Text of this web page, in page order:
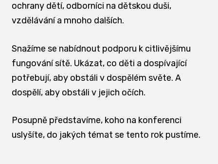
ochrany dětí, odborníci na dětskou duši,
vzdělávání a mnoho dalších.
Snažíme se nabídnout podporu k citlivějšímu
fungování sítě. Ukázat, co děti a dospívající
potřebují, aby obstáli v dospělém světe. A
dospělí, aby obstáli v jejich očích.
Posupně představíme, koho na konferenci
uslyšíte, do jakých témat se tento rok pustíme.